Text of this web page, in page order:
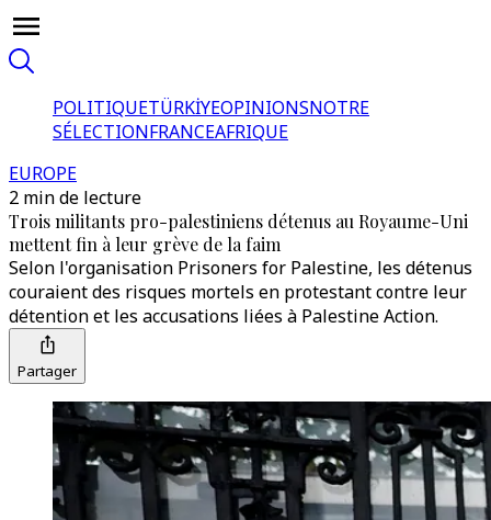
POLITIQUETÜRKİYEOPINIONSNOTRE
SÉLECTIONFRANCEAFRIQUE
EUROPE
2 min de lecture
Trois militants pro-palestiniens détenus au Royaume-Uni
mettent fin à leur grève de la faim
Selon l'organisation Prisoners for Palestine, les détenus
couraient des risques mortels en protestant contre leur
détention et les accusations liées à Palestine Action.
Partager